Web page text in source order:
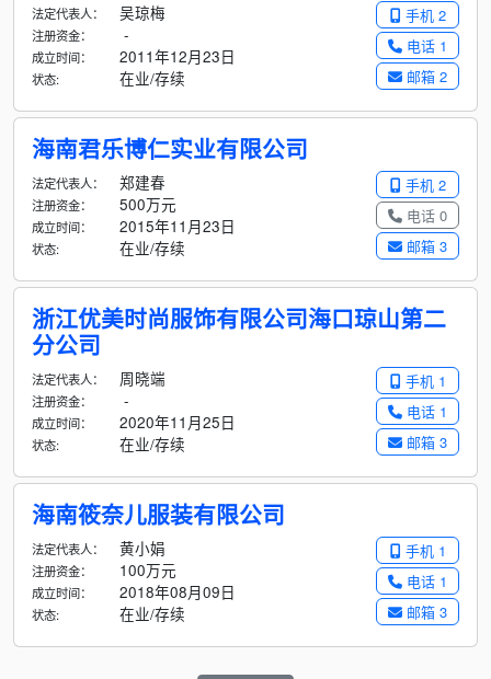
手机 2
电话 1
邮箱 2
法定代表人： 吴琼梅
注册资金： -
成立时间： 2011年12月23日
状态: 在业/存续
海南君乐博仁实业有限公司
手机 2
电话 0
邮箱 3
法定代表人： 郑建春
注册资金： 500万元
成立时间： 2015年11月23日
状态: 在业/存续
浙江优美时尚服饰有限公司海口琼山第二
分公司
手机 1
电话 1
邮箱 3
法定代表人： 周晓端
注册资金： -
成立时间： 2020年11月25日
状态: 在业/存续
海南筱奈儿服装有限公司
手机 1
电话 1
邮箱 3
法定代表人： 黄小娟
注册资金： 100万元
成立时间： 2018年08月09日
状态: 在业/存续